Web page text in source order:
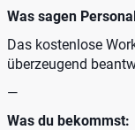
Was sagen
Das kostenlose
überzeugend
—
Was du bekommst: